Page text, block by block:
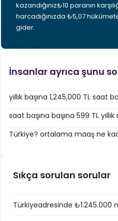
kazandığınız₺10 paranın
harcadığınızda ₺5,07
gider.
İnsanlar ayrıca şunu
yıllık başına 1,245,000 TL saat
saat başına başına 599 TL
Türkiye? ortalama maaş ne
Sıkça sorulan sorular
Türkiyeadresinde ₺1.245.000